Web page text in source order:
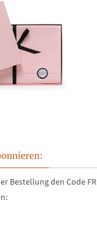
Bestellung den Code